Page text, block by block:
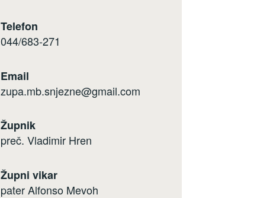
Telefon
044/683-271
Email
zupa.mb.snjezne@gmail.com
Župnik
preč. Vladimir Hren
Župni vikar
pater Alfonso Mevoh